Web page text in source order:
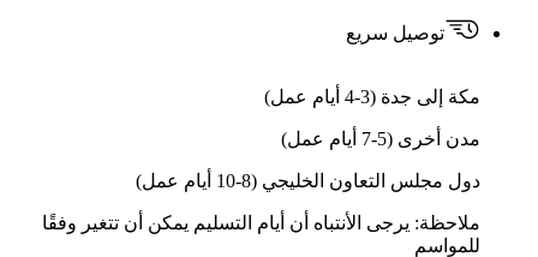
توصيل سريع
مكة إلى جدة (3-4 أيام عمل)
مدن أخرى (5-7 أيام عمل)
دول مجلس التعاون الخليجي (8-10 أيام عمل)
ملاحظة: يرجى الأنتباه أن أيام التسليم يمكن أن تتغير وفقًا
للمواسم